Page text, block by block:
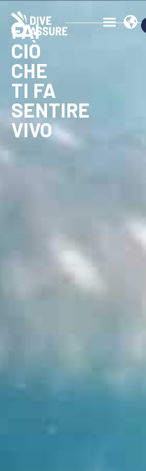
FAI
CIÒ
CHE
TI FA
SENTIRE
VIVO